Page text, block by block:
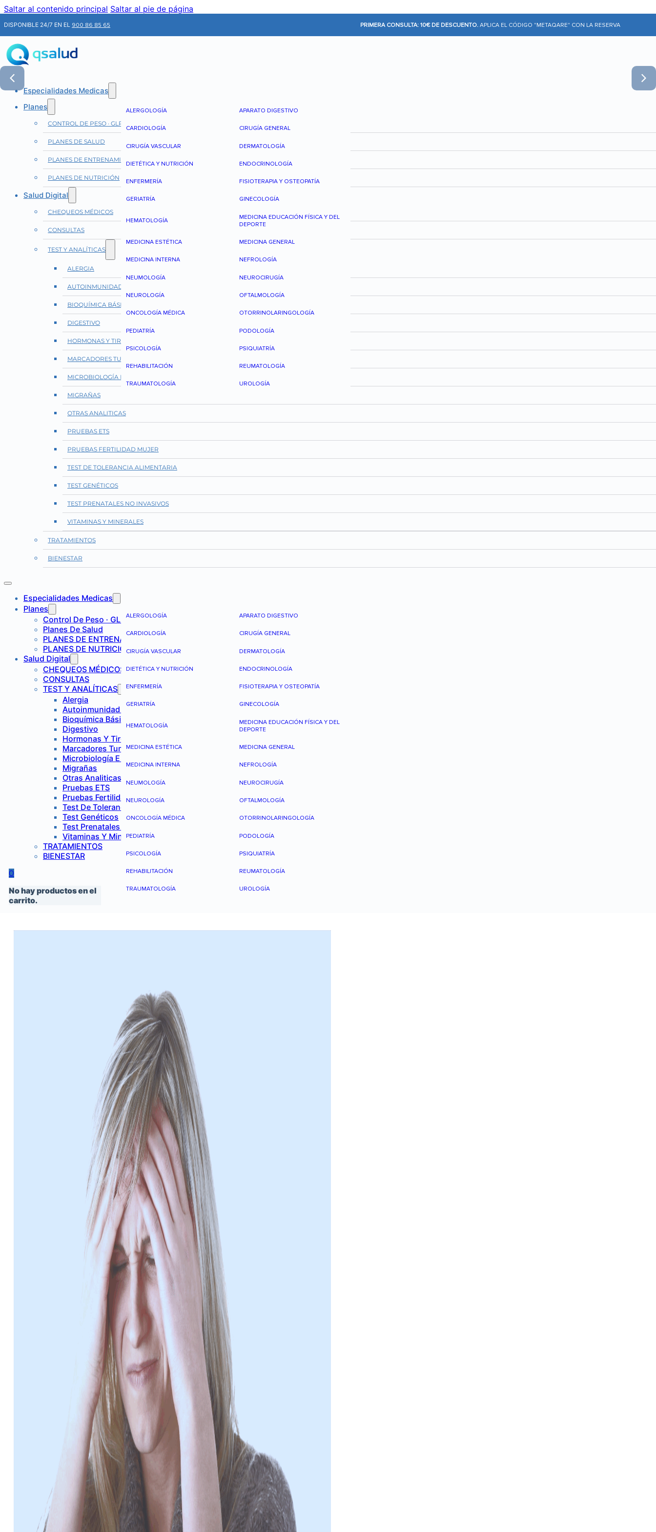
Saltar al contenido principal Saltar al pie de página
DISPONIBLE 24/7 EN EL 900 86 85 65 PRIMERA CONSULTA: 10€ DE DESCUENTO. APLICA EL CÓDIGO "METAQARE" CON LA RESERVA
Especialidades Medicas
ALERGOLOGÍA APARATO DIGESTIVO
CARDIOLOGÍA CIRUGÍA GENERAL
CIRUGÍA VASCULAR DERMATOLOGÍA
DIETÉTICA Y NUTRICIÓN ENDOCRINOLOGÍA
ENFERMERÍA FISIOTERAPIA Y OSTEOPATÍA
GERIATRÍA GINECOLOGÍA
HEMATOLOGÍA
MEDICINA EDUCACIÓN FÍSICA Y DEL
DEPORTE
MEDICINA ESTÉTICA MEDICINA GENERAL
MEDICINA INTERNA NEFROLOGÍA
NEUMOLOGÍA NEUROCIRUGÍA
NEUROLOGÍA OFTALMOLOGÍA
ONCOLOGÍA MÉDICA OTORRINOLARINGOLOGÍA
PEDIATRÍA PODOLOGÍA
PSICOLOGÍA PSIQUIATRÍA
REHABILITACIÓN REUMATOLOGÍA
TRAUMATOLOGÍA UROLOGÍA
Planes
CONTROL DE PESO · GLP-1
PLANES DE SALUD
PLANES DE ENTRENAMIENTO
PLANES DE NUTRICIÓN
Salud Digital
CHEQUEOS MÉDICOS
CONSULTAS
TEST Y ANALÍTICAS
ALERGIA
AUTOINMUNIDAD Y REUMATOLOGÍA
BIOQUÍMICA BÁSICA
DIGESTIVO
HORMONAS Y TIROIDES
MARCADORES TUMORALES
MICROBIOLOGÍA E INFECCIONES
MIGRAÑAS
OTRAS ANALITICAS
PRUEBAS ETS
PRUEBAS FERTILIDAD MUJER
TEST DE TOLERANCIA ALIMENTARIA
TEST GENÉTICOS
TEST PRENATALES NO INVASIVOS
VITAMINAS Y MINERALES
TRATAMIENTOS
BIENESTAR
Especialidades Medicas
ALERGOLOGÍA APARATO DIGESTIVO
CARDIOLOGÍA CIRUGÍA GENERAL
CIRUGÍA VASCULAR DERMATOLOGÍA
DIETÉTICA Y NUTRICIÓN ENDOCRINOLOGÍA
ENFERMERÍA FISIOTERAPIA Y OSTEOPATÍA
GERIATRÍA GINECOLOGÍA
HEMATOLOGÍA
MEDICINA EDUCACIÓN FÍSICA Y DEL
DEPORTE
MEDICINA ESTÉTICA MEDICINA GENERAL
MEDICINA INTERNA NEFROLOGÍA
NEUMOLOGÍA NEUROCIRUGÍA
NEUROLOGÍA OFTALMOLOGÍA
ONCOLOGÍA MÉDICA OTORRINOLARINGOLOGÍA
PEDIATRÍA PODOLOGÍA
PSICOLOGÍA PSIQUIATRÍA
REHABILITACIÓN REUMATOLOGÍA
TRAUMATOLOGÍA UROLOGÍA
Planes
Control De Peso · GLP-1
Planes De Salud
PLANES DE ENTRENAMIENTO
PLANES DE NUTRICIÓN
Salud Digital
CHEQUEOS MÉDICOS
CONSULTAS
TEST Y ANALÍTICAS
Alergia
Autoinmunidad Y Reumatología
Bioquímica Básica
Digestivo
Hormonas Y Tiroides
Marcadores Tumorales
Microbiología E Infecciones
Migrañas
Otras Analiticas
Pruebas ETS
Pruebas Fertilidad Mujer
Test De Tolerancia Alimentaria
Test Genéticos
Test Prenatales No Invasivos
Vitaminas Y Minerales
TRATAMIENTOS
BIENESTAR
0
No hay productos en el
carrito.